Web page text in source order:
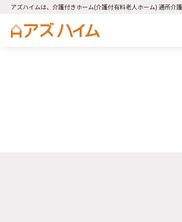
アズハイムは、介護付きホーム(介護付有料老人ホーム) 通所介